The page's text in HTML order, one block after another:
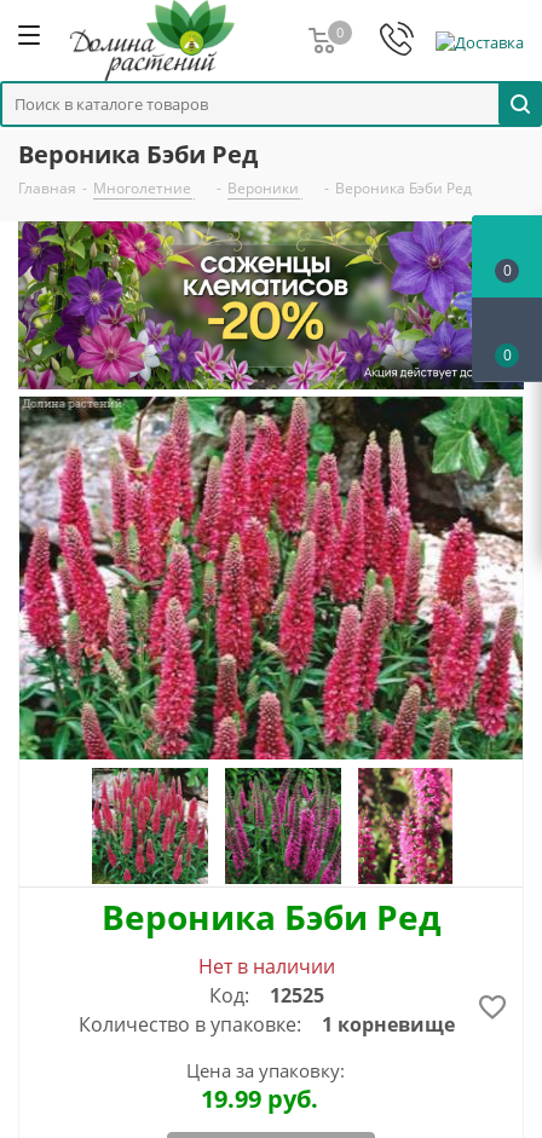
0
Вероника Бэби Ред
Главная - Многолетние - Вероники - Вероника Бэби Ред
Вероника Бэби Ред
Нет в наличии
Код:
12525
Количество в упаковке:
1 корневище
Цена за упаковку:
19.99руб.
0
0